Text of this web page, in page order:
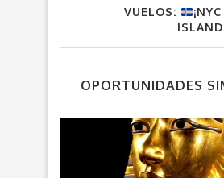
VUELOS:
OPORTUNIDADES